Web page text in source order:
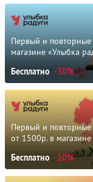
Первый и повторные
магазине «Улыбка
Бесплатно -30%
Первый и повторные
от 1500р. в
Бесплатно -10%